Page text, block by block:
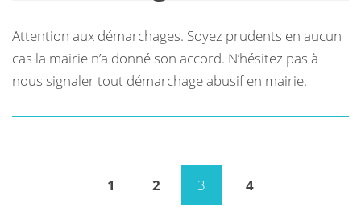
Attention aux démarchages. Soyez prudents en aucun
cas la mairie n’a donné son accord. N’hésitez pas à
nous signaler tout démarchage abusif en mairie.
1 2
3
4